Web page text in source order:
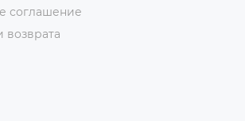
соглашение
возврата